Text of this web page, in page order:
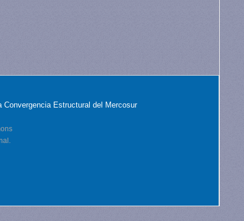
Estructural del Mercosur